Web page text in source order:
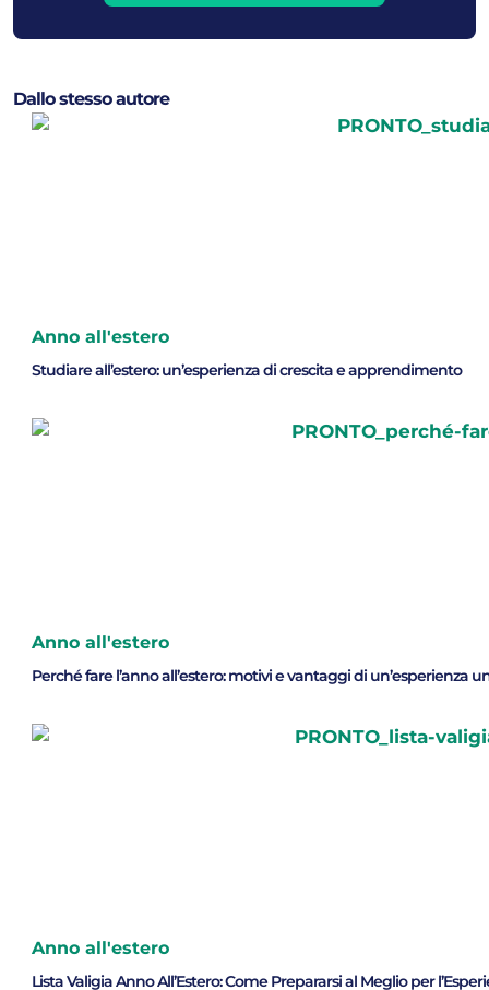
Dallo stesso autore
Anno all'estero
Studiare all’estero: un’esperienza di crescita e apprendimento
Anno all'estero
Perché fare l’anno all’estero: motivi e vantaggi di un’esperienza
Anno all'estero
Lista Valigia Anno All’Estero: Come Prepararsi al Meglio per